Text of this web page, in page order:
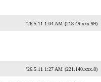
'26.5.11 1:04 AM (218.49.xxx.99)
'26.5.11 1:27 AM (221.140.xxx.8)